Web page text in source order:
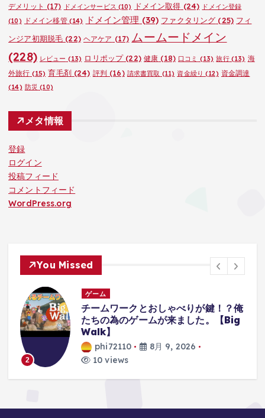
デメリット (17) ドメインサービス (10) ドメイン取得 (24) ドメイン登録
(10)
ドメイン移管(14) ドメイン管理 (39) ファクタリング (25) フィ
ンジア初期脱毛 (22) ヘアケア (17) ムームードメイン
(228) レビュー (13) ロリポップ(22) 健康 (18) 口コミ (13) 旅行(13) 海
外旅行 (15) 育毛剤(24) 評判 (16) 請求書買取 (11) 資金繰り (12) 資金調達
(14) 防災 (10)
メタ情報
登録
ログイン
投稿フィード
コメントフィード
WordPress.org
You Missed
ゲーム
【レトロゲーム】機動戦士Zガンダム
エゥーゴvs.ティターンズ
PlayStation2 【ゆっくり実況】
phi72110
8月 9, 2026
10 views